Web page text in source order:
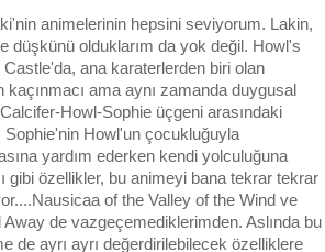
animelerinin hepsini seviyorum. Lakin,
düşkünü olduklarım da yok değil. Howl's
Castle'da, ana karaterlerden biri olan
kaçınmacı ama aynı zamanda duygusal
Calcifer-Howl-Sophie üçgeni arasındaki
Sophie'nin Howl'un çocukluğuyla
yardım ederken kendi yolculuğuna
gibi özellikler, bu animeyi bana tekrar tekrar
of the Valley of the Wind ve
Away de vazgeçemediklerimden. Aslında bu
de ayrı ayrı değerdirilebilecek özelliklere